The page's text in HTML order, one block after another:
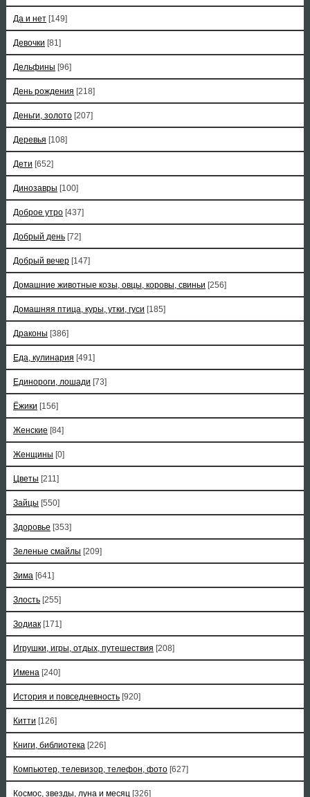
Да и нет [149]
Девочки [81]
Дельфины [96]
День рождения [218]
Деньги, золото [207]
Деревья [108]
Дети [652]
Динозавры [100]
Доброе утро [437]
Добрый день [72]
Добрый вечер [147]
Домашние животные козы, овцы, коровы, свиньи [256]
Домашняя птица, куры, утки, гуси [185]
Драконы [386]
Еда, кулинария [491]
Единороги, лошади [73]
Ёжики [156]
Женские [84]
Женщины [0]
Цветы [211]
Зайцы [550]
Здоровье [353]
Зеленые смайлы [209]
Зима [641]
Злость [255]
Зодиак [171]
Игрушки, игры, отдых, путешествия [208]
Имена [240]
История и повседневность [920]
Китти [126]
Книги, библиотека [226]
Компьютер, телевизор, телефон, фото [627]
Космос, звезды, луна и месяц [326]